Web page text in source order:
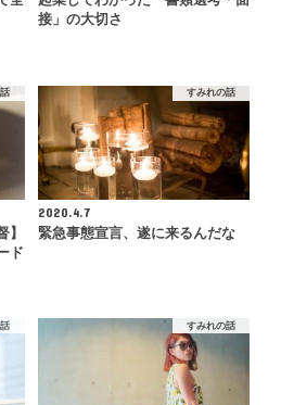
接」の大切さ
】
ド
すみれの話
2020.4.7
緊急事態宣言、遂に来るんだな
すみれの話